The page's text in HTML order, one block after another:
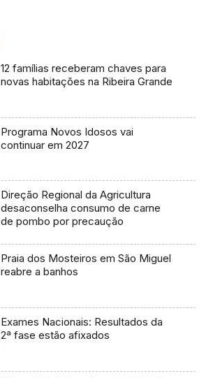
12 famílias receberam chaves para
novas habitações na Ribeira Grande
Programa Novos Idosos vai
continuar em 2027
Direção Regional da Agricultura
desaconselha consumo de carne
de pombo por precaução
Praia dos Mosteiros em São Miguel
reabre a banhos
Exames Nacionais: Resultados da
2ª fase estão afixados